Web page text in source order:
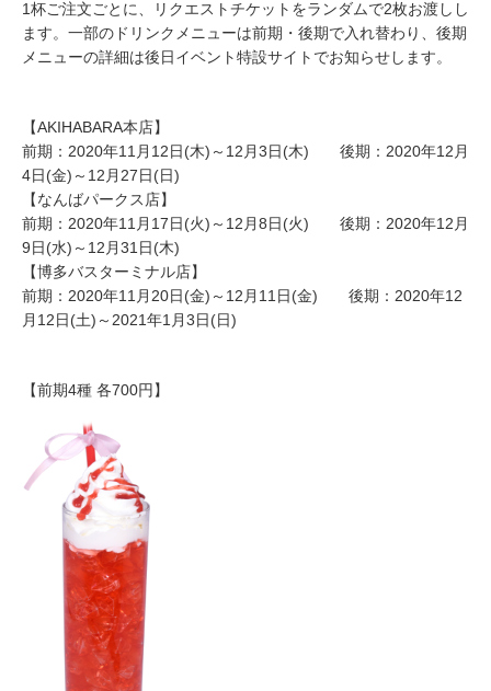
1杯ご注文ごとに、リクエストチケットをランダムで2枚お渡しし
ます。一部のドリンクメニューは前期・後期で入れ替わり、後期
メニューの詳細は後日イベント特設サイトでお知らせします。
【AKIHABARA本店】
前期：2020年11月12日(木)～12月3日(木) 後期：2020年12月
4日(金)～12月27日(日)
【なんばパークス店】
前期：2020年11月17日(火)～12月8日(火) 後期：2020年12月
9日(水)～12月31日(木)
【博多バスターミナル店】
前期：2020年11月20日(金)～12月11日(金) 後期：2020年12
月12日(土)～2021年1月3日(日)
【前期4種 各700円】